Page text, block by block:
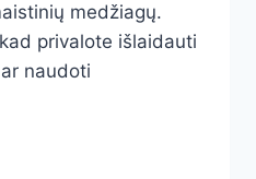
medžiagų.
privalote išlaidauti
naudoti